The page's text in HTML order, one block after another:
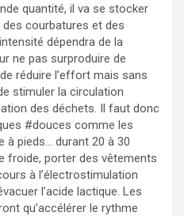
quantité, il va se stocker
courbatures et des
dépendra de la
ne pas surproduire de
réduire l’effort mais sans
stimuler la circulation
des déchets. Il faut donc
#douces comme les
à pieds… durant 20 à 30
froide, porter des vêtements
à l’électrostimulation
l’acide lactique. Les
qu’accélérer le rythme